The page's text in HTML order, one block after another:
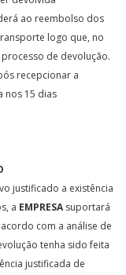
ao reembolso dos
logo que, no
de devolução.
recepcionar a
nos 15 dias
justificado a existência
a EMPRESAsuportará
com a análise de
tenha sido feita
justificada de